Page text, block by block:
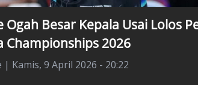
Ogah Besar Kepala Usai Lolos
Championships 2026
| Kamis, 9 April 2026 - 20:22